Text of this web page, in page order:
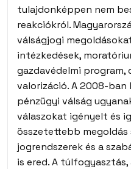
tulajdonképpen nem
reakciókról.
válságjogi
intézkedések,
gazdavédelmi
valorizáció. A 2008-
pénzügyi válság
válaszokat igényelt és
összetettebb megoldás
jogrendszerek és a
is ered. A